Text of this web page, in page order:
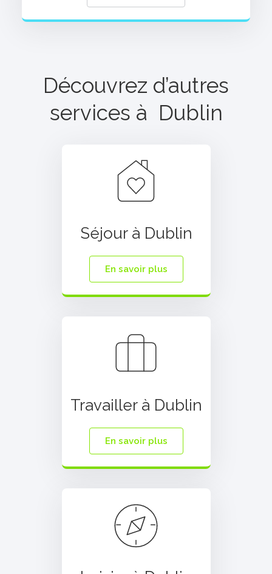
Découvrez d’autres
services à Dublin
Séjour à Dublin
En savoir plus
Travailler à Dublin
En savoir plus